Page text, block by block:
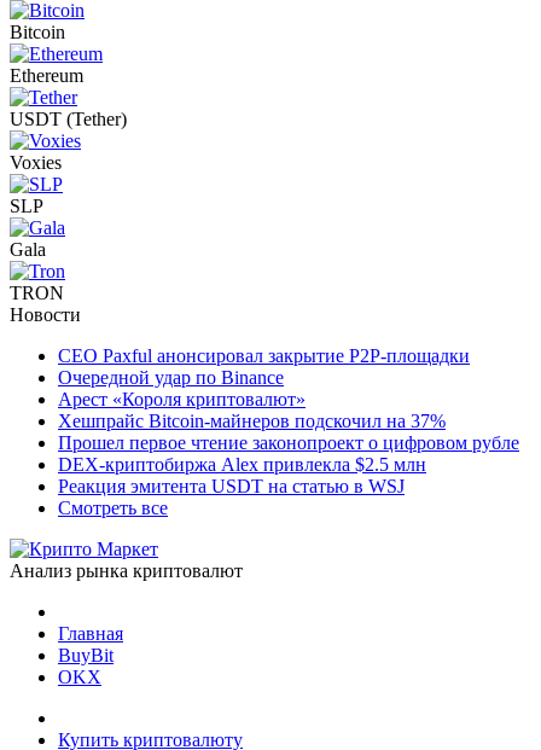
Bitcoin
Ethereum
USDT (Tether)
Voxies
SLP
Gala
TRON
Новости
CEO Paxful анонсировал закрытие P2P-площадки
Очередной удар по Binance
Арест «Короля криптовалют»
Хешпрайс Bitcoin-майнеров подскочил на 37%
Прошел первое чтение законопроект о цифровом рубле
DEX-криптобиржа Alex привлекла $2.5 млн
Реакция эмитента USDT на статью в WSJ
Смотреть все
Анализ рынка криптовалют
Главная
BuyBit
OKX
Купить криптовалюту